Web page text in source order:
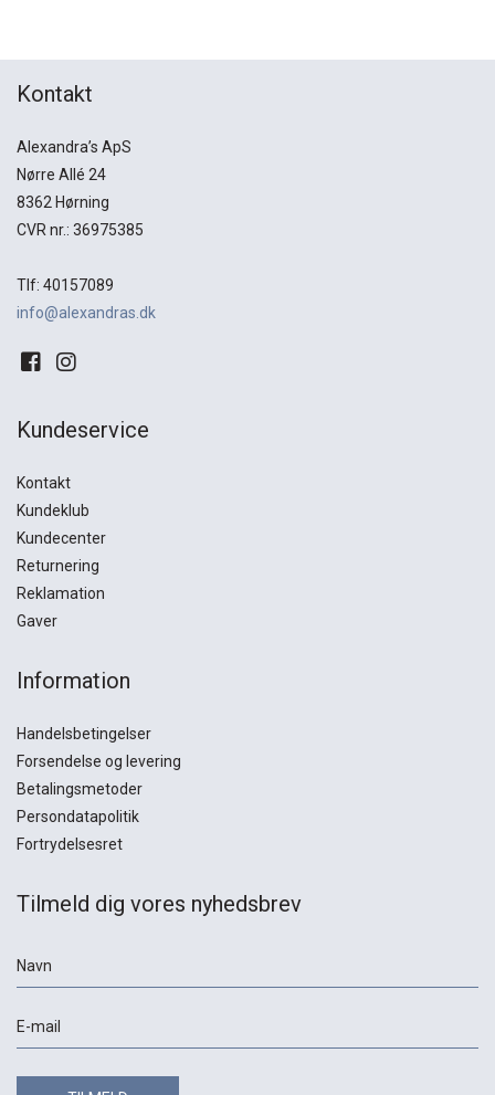
Kontakt
Alexandra’s ApS
Nørre Allé 24
8362 Hørning
CVR nr.: 36975385
Tlf: 40157089
info@alexandras.dk
Kundeservice
Kontakt
Kundeklub
Kundecenter
Returnering
Reklamation
Gaver
Information
Handelsbetingelser
Forsendelse og levering
Betalingsmetoder
Persondatapolitik
Fortrydelsesret
Tilmeld dig vores nyhedsbrev